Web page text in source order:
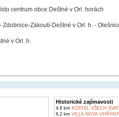
centrum obce Deštné v Orl. horách
Zákoutí-Deštné v Orl. h. -
v Orl. h.
Historické zajímavosti
4,8 km KOSTEL VŠECH
6,2 km VILLA NOVA